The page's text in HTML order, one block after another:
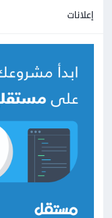
إعلانات